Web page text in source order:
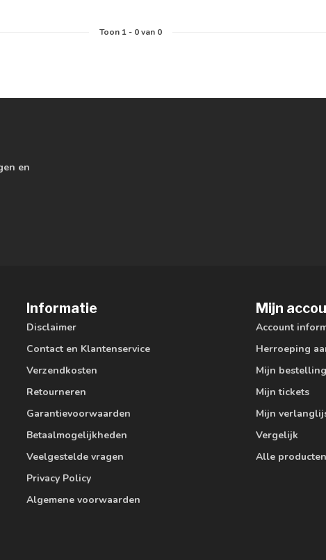
Toon 1- 0van 0
en
Informatie
Disclaimer
Contact en Klantenservice
Verzendkosten
Retourneren
Garantievoorwaarden
Betaalmogelijkheden
Veelgestelde vragen
Privacy Policy
Algemene voorwaarden
Mijn
Account
Herroeping
Mijn
Mijn tickets
Mijn
Vergelijk
Alle producten